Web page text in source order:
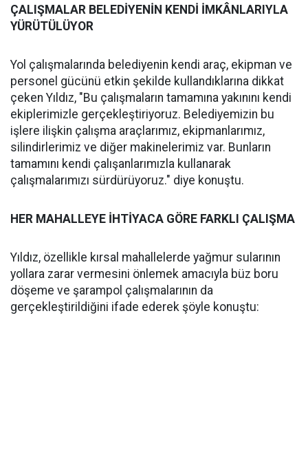
ÇALIŞMALAR BELEDİYENİN KENDİ İMKÂNLARIYLA
YÜRÜTÜLÜYOR
Yol çalışmalarında belediyenin kendi araç, ekipman ve
personel gücünü etkin şekilde kullandıklarına dikkat
çeken Yıldız, "Bu çalışmaların tamamına yakınını kendi
ekiplerimizle gerçekleştiriyoruz. Belediyemizin bu
işlere ilişkin çalışma araçlarımız, ekipmanlarımız,
silindirlerimiz ve diğer makinelerimiz var. Bunların
tamamını kendi çalışanlarımızla kullanarak
çalışmalarımızı sürdürüyoruz." diye konuştu.
HER MAHALLEYE İHTİYACA GÖRE FARKLI ÇALIŞMA
Yıldız, özellikle kırsal mahallelerde yağmur sularının
yollara zarar vermesini önlemek amacıyla büz boru
döşeme ve şarampol çalışmalarının da
gerçekleştirildiğini ifade ederek şöyle konuştu: